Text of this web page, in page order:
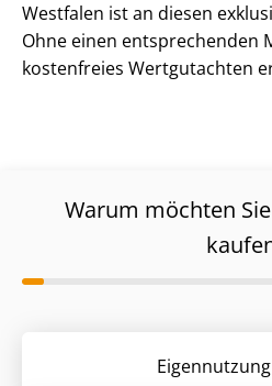
Westfalen ist an diesen
Ohne einen entsprechenden
kostenfreies Wertgutachten
Warum möchten